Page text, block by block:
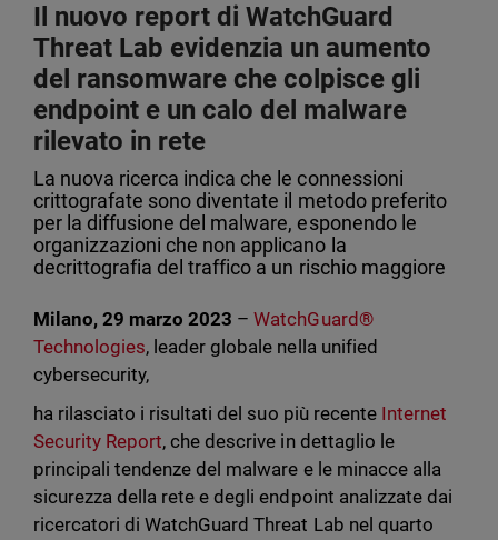
Il nuovo report di WatchGuard
Threat Lab evidenzia un aumento
del ransomware che colpisce gli
endpoint e un calo del malware
rilevato in rete
La nuova ricerca indica che le connessioni
crittografate sono diventate il metodo preferito
per la diffusione del malware, esponendo le
organizzazioni che non applicano la
decrittografia del traffico a un rischio maggiore
Milano, 29 marzo 2023 –WatchGuard®
Technologies, leader globale nella unified
cybersecurity,
ha rilasciato i risultati del suo più recente Internet
Security Report, che descrive in dettaglio le
principali tendenze del malware e le minacce alla
sicurezza della rete e degli endpoint analizzate dai
ricercatori di WatchGuard Threat Lab nel quarto